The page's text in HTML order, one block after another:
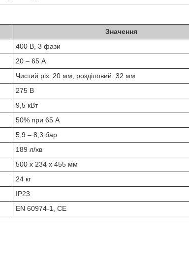
Значення
400 В, 3 фази
20 – 65 А
Чистий різ: 20 мм; розділовий: 32 мм
275 В
9,5 кВт
50% при 65 А
5,9 – 8,3 бар
189 л/хв
500 x 234 x 455 мм
24 кг
IP23
EN 60974-1, CE